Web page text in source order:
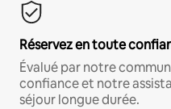
Réservez en toute
Évalué par notre
confiance et notre
séjour longue durée.